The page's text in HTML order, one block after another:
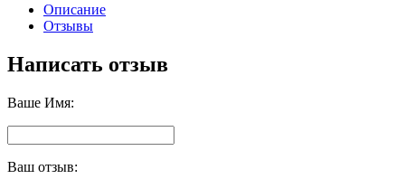
Описание
Отзывы
Написать отзыв
Ваше Имя:
Ваш отзыв: